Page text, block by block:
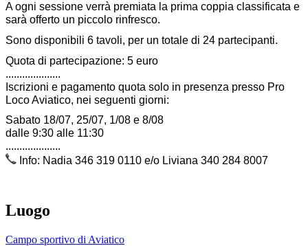
A ogni sessione verrà premiata la prima coppia classificata e
sarà offerto un piccolo rinfresco.
Sono disponibili 6 tavoli, per un totale di 24 partecipanti.
Quota di partecipazione: 5 euro
....................
Iscrizioni e pagamento quota solo in presenza presso Pro
Loco Aviatico, nei seguenti giorni:
Sabato 18/07, 25/07, 1/08 e 8/08
dalle 9:30 alle 11:30
....................
Info: Nadia 346 319 0110 e/o Liviana 340 284 8007
Luogo
Campo sportivo di Aviatico